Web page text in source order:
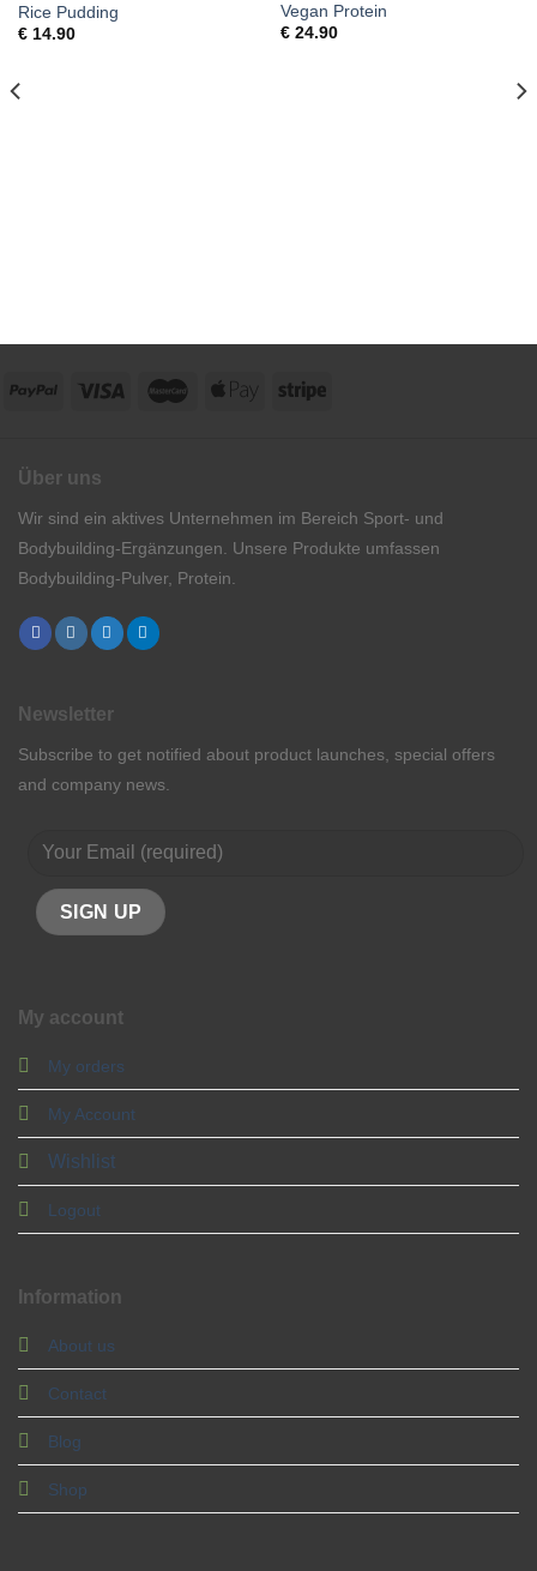
Rice Pudding
€14.90
Vegan Protein
€24.90
Über uns
Wir sind ein aktives Unternehmen im Bereich Sport- und
Bodybuilding-Ergänzungen. Unsere Produkte umfassen
Bodybuilding-Pulver, Protein.
My account
My orders
My Account
Wishlist
Logout
Information
About us
Contact
Blog
Shop
Newsletter
Subscribe to get notified about product launches, special offers
and company news.